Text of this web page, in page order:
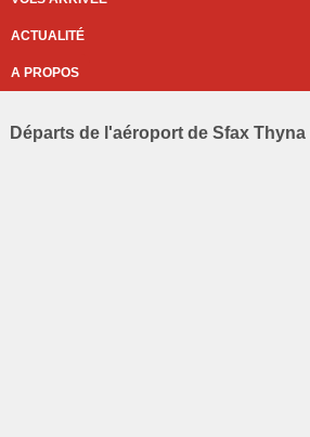
ACTUALITÉ
A PROPOS
Départs de l'aéroport de Sfax